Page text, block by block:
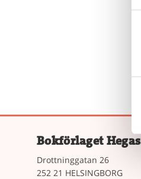
Bokförlaget
Drottninggatan 26
252 21 HELSINGBORG